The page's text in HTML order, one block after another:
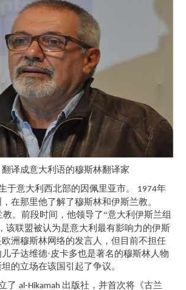
译成意大利语的穆斯林翻译家
于意大利西北部的因佩里亚市。 1974年
在那里他了解了穆斯林和伊斯兰教。
。前段时间，他领导了“意大利伊斯兰组
该联盟被认为是意大利最有影响力的伊斯
洲穆斯林网络的发言人，但目前不担任
子达维德·皮卡多也是著名的穆斯林人物
的立场在该国引起了争议。
了 al-Hikamah 出版社，并首次将《古兰